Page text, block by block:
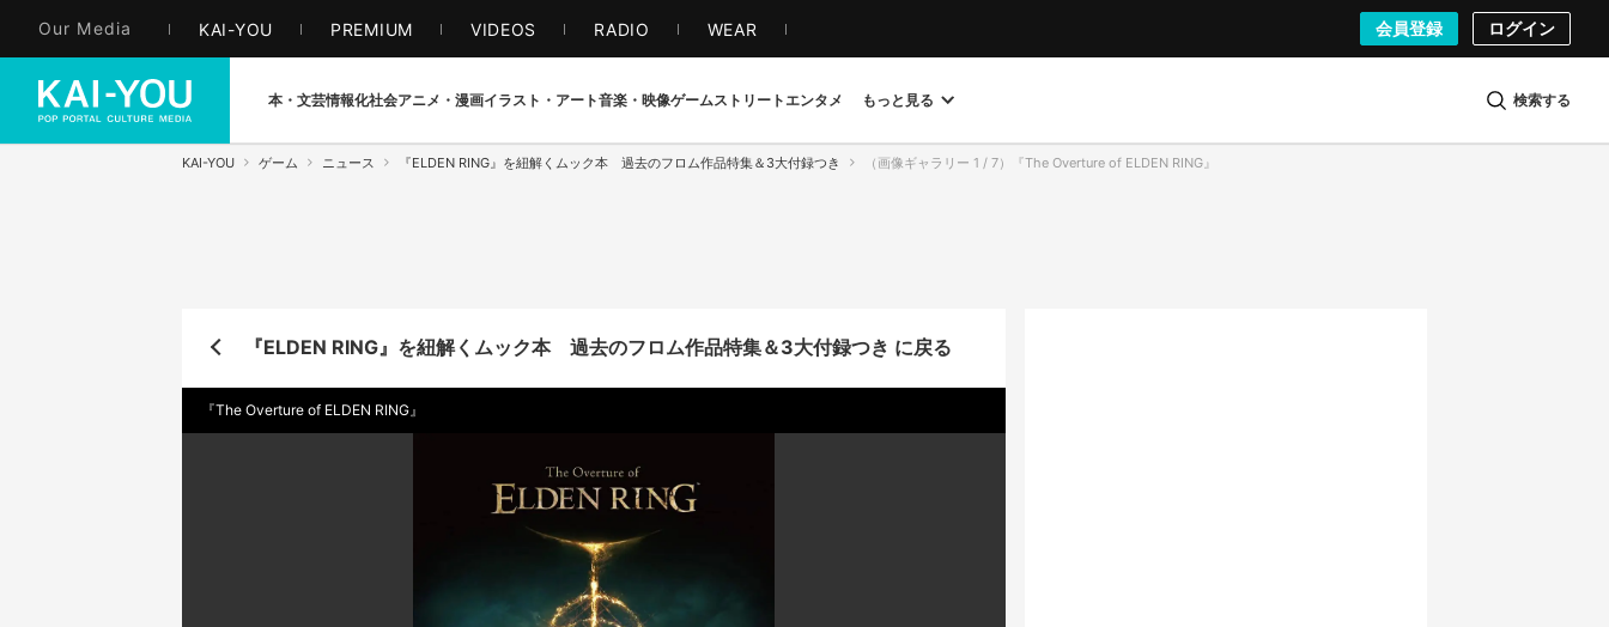
Our Media KAI-YOU PREMIUM VIDEOS RADIO WEAR 会員登録 ログイン
本・文芸情報化社会アニメ・漫画イラスト・アート音楽・映像ゲームストリート エンタメ もっと見る 検索する
KAI-YOU ゲーム ニュース 『ELDEN RING』を紐解くムック本 過去のフロム作品特集＆3大付録つき （画像ギャラリー 1 / 7）『The Overture of ELDEN RING』
『ELDEN RING』を紐解くムック本 過去のフロム作品特集＆3大付録つき に戻る
『The Overture of ELDEN RING』